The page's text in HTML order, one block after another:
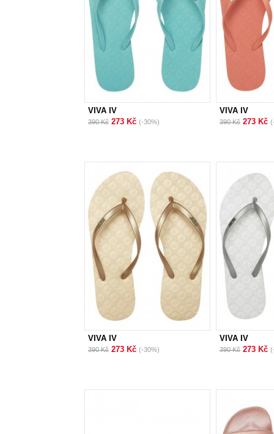
VIVA IV
390 Kč 273 Kč (-30%)
VIVA IV
390 Kč 273 Kč
VIVA IV
390 Kč 273 Kč (-30%)
VIVA IV
390 Kč 273 Kč